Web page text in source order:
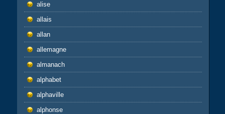
alise
allais
allan
allemagne
almanach
alphabet
alphaville
alphonse